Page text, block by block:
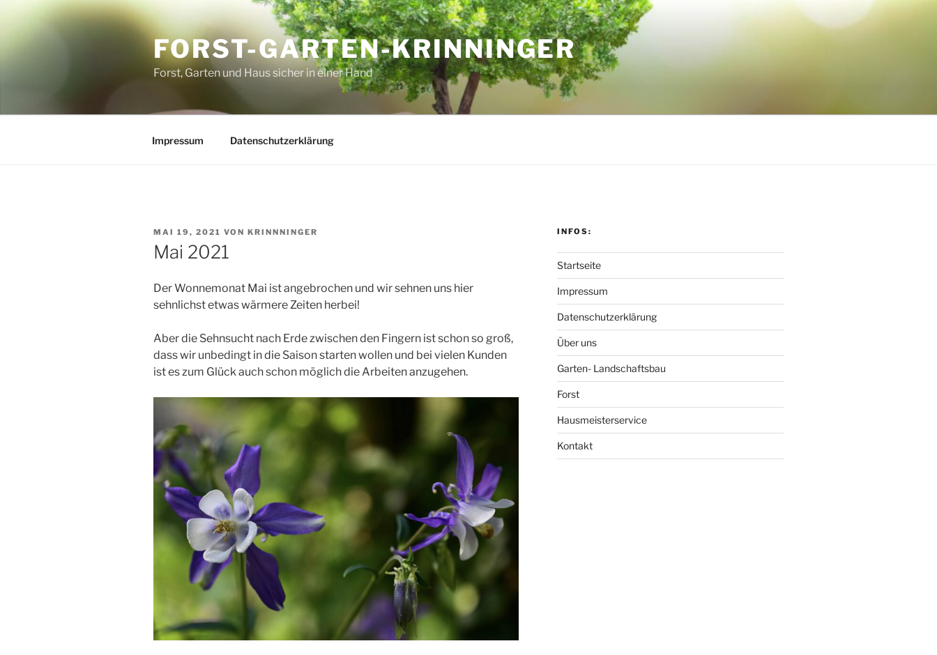
FORST-GARTEN-KRINNINGER
Forst, Garten und Haus sicher in einer Hand
Impressum Datenschutzerklärung
VERÖFFENTLICHT
AM
MAI 19, 2021 VON KRINNNINGER
Mai 2021
Der Wonnemonat Mai ist angebrochen und wir sehnen uns hier
sehnlichst etwas wärmere Zeiten herbei!
Aber die Sehnsucht nach Erde zwischen den Fingern ist schon so groß,
dass wir unbedingt in die Saison starten wollen und bei vielen Kunden
ist es zum Glück auch schon möglich die Arbeiten anzugehen.
INFOS:
Startseite
Impressum
Datenschutzerklärung
Über uns
Garten- Landschaftsbau
Forst
Hausmeisterservice
Kontakt